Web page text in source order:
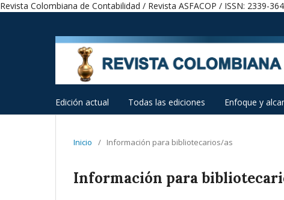
Revista Colombiana de Contabilidad / Revista ASFACOP / ISSN: 2339-
Edición actual Todas las ediciones Enfoque y
Inicio / Información para bibliotecarios/as
Información para